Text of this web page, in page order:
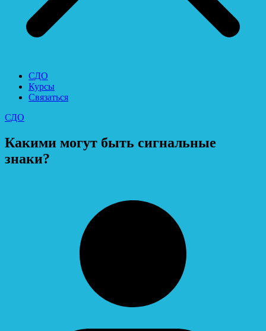
СДО
Курсы
Связаться
СДО
Какими могут быть сигнальные
знаки?